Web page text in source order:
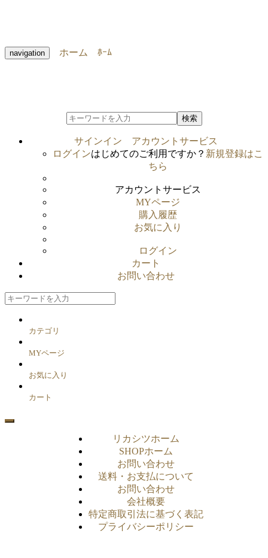
navigation ホーム ﾎｰﾑ
検索
サインイン
アカウントサービス
ログインはじめてのご利用ですか？ 新規登録はこ
ちら
アカウントサービス
MYページ
購入履歴
お気に入り
ログイン
カート
お問い合わせ
カテゴリ
MYページ
お気に入り
カート
リカシツホーム
SHOPホーム
お問い合わせ
送料・お支払について
お問い合わせ
会社概要
特定商取引法に基づく表記
プライバシーポリシー